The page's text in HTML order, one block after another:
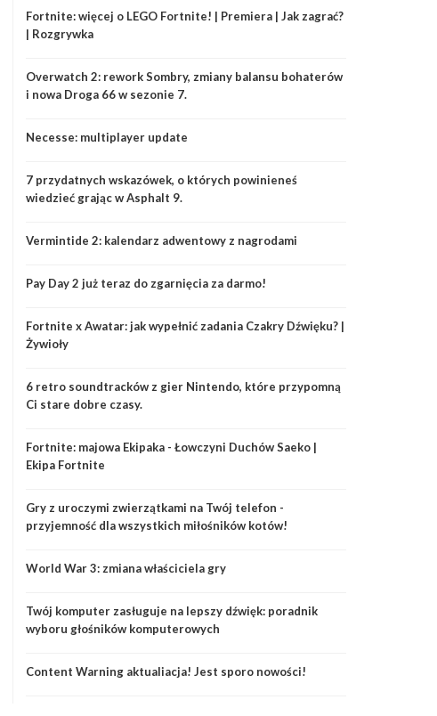
Fortnite: więcej o LEGO Fortnite! | Premiera | Jak zagrać?
| Rozgrywka
Overwatch 2: rework Sombry, zmiany balansu bohaterów
i nowa Droga 66 w sezonie 7.
Necesse: multiplayer update
7 przydatnych wskazówek, o których powinieneś
wiedzieć grając w Asphalt 9.
Vermintide 2: kalendarz adwentowy z nagrodami
Pay Day 2 już teraz do zgarnięcia za darmo!
Fortnite x Awatar: jak wypełnić zadania Czakry Dźwięku? |
Żywioły
6 retro soundtracków z gier Nintendo, które przypomną
Ci stare dobre czasy.
Fortnite: majowa Ekipaka - Łowczyni Duchów Saeko |
Ekipa Fortnite
Gry z uroczymi zwierzątkami na Twój telefon -
przyjemność dla wszystkich miłośników kotów!
World War 3: zmiana właściciela gry
Twój komputer zasługuje na lepszy dźwięk: poradnik
wyboru głośników komputerowych
Content Warning aktualiacja! Jest sporo nowości!